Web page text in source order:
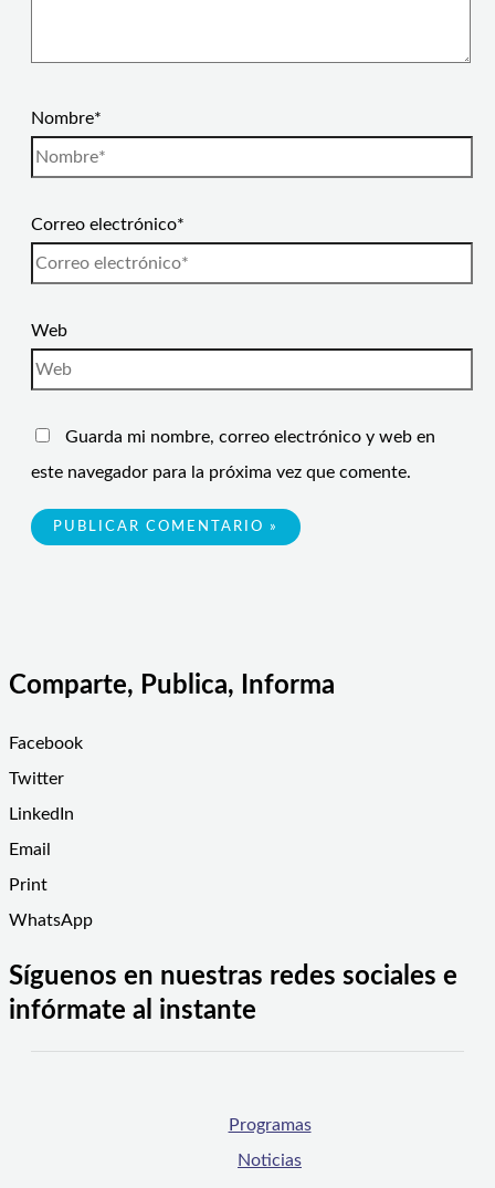
Nombre*
Correo electrónico*
Web
Guarda mi nombre, correo electrónico y web en
este navegador para la próxima vez que comente.
Comparte, Publica, Informa
Facebook
Twitter
LinkedIn
Email
Print
WhatsApp
Síguenos en nuestras redes sociales e
infórmate al instante
Programas
Noticias